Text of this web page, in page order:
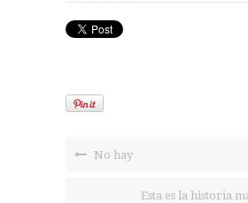
No hay
Esta es la historia